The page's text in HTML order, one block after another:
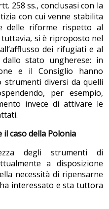
258 ss., conclusasi con la
con cui venne stabilita
delle riforme rispetto al
si è riproposto nel
dei rifugiati e al
stato ungherese: in
e il Consiglio hanno
diversi da quelli
per esempio,
invece di attivare le
caso della Polonia
degli strumenti di
a disposizione
necessità di ripensarne
interessato e sta tuttora